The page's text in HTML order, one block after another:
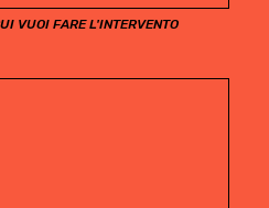
VUOI FARE L'INTERVENTO